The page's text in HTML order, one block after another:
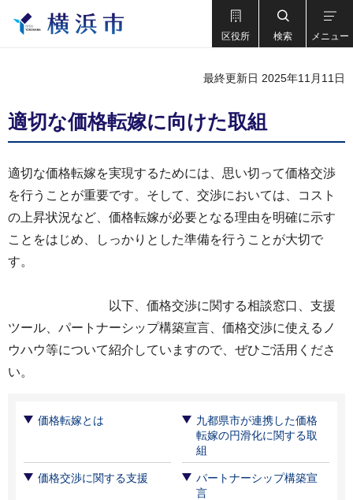
区役所 検索 メニュー
最終更新日 2025年11月11日
適切な価格転嫁に向けた取組
適切な価格転嫁を実現するためには、思い切って価格交渉
を行うことが重要です。そして、交渉においては、コスト
の上昇状況など、価格転嫁が必要となる理由を明確に示す
ことをはじめ、しっかりとした準備を行うことが大切で
す。
以下、価格交渉に関する相談窓口、支援
ツール、パートナーシップ構築宣言、価格交渉に使えるノ
ウハウ等について紹介していますので、ぜひご活用くださ
い。
価格転嫁とは
九都県市が連携した価格
転嫁の円滑化に関する取
組
価格交渉に関する支援
パートナーシップ構築宣
言